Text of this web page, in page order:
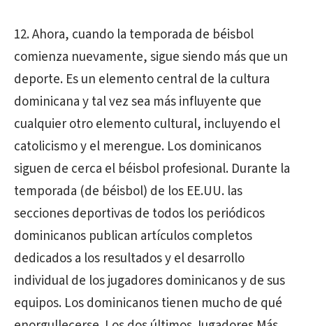
12. Ahora, cuando la temporada de béisbol
comienza nuevamente, sigue siendo más que un
deporte. Es un elemento central de la cultura
dominicana y tal vez sea más influyente que
cualquier otro elemento cultural, incluyendo el
catolicismo y el merengue. Los dominicanos
siguen de cerca el béisbol profesional. Durante la
temporada (de béisbol) de los EE.UU. las
secciones deportivas de todos los periódicos
dominicanos publican artículos completos
dedicados a los resultados y el desarrollo
individual de los jugadores dominicanos y de sus
equipos. Los dominicanos tienen mucho de qué